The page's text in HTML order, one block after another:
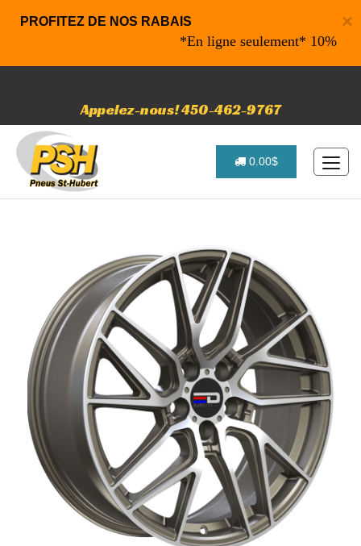
×
PROFITEZ DE NOS RABAIS
*En ligne seulement* 10% de
Appelez-nous! 450-462-9767
0.00$